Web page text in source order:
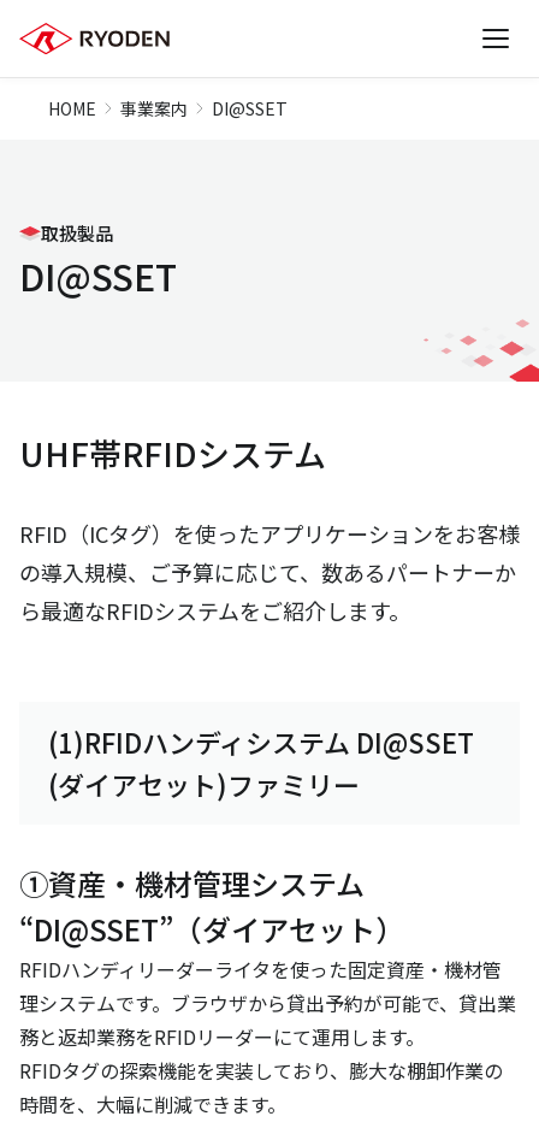
HOME 事業案内 DI@SSET
取扱製品
DI@SSET
UHF帯RFIDシステム
RFID（ICタグ）を使ったアプリケーションをお客様
の導入規模、ご予算に応じて、数あるパートナーか
ら最適なRFIDシステムをご紹介します。
(1)RFIDハンディシステム DI@SSET
(ダイアセット)ファミリー
①資産・機材管理システム
“DI@SSET”（ダイアセット）
RFIDハンディリーダーライタを使った固定資産・機材管
理システムです。ブラウザから貸出予約が可能で、貸出業
務と返却業務をRFIDリーダーにて運用します。
RFIDタグの探索機能を実装しており、膨大な棚卸作業の
時間を、大幅に削減できます。